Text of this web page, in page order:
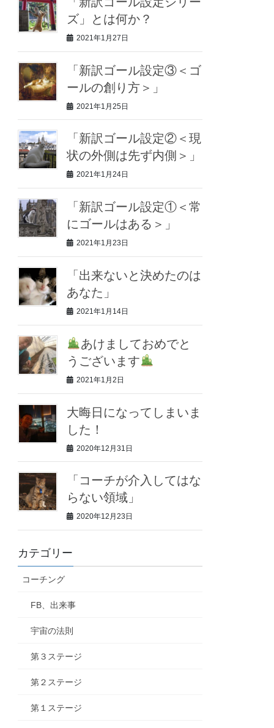
ズ」とは何か？
2021年1月27日
「新訳ゴール設定③＜ゴ
ールの創り方＞」
2021年1月25日
「新訳ゴール設定②＜現
状の外側は先ず内側＞」
2021年1月24日
「新訳ゴール設定①＜常
にゴールはある＞」
2021年1月23日
「出来ないと決めたのは
あなた」
2021年1月14日
あけましておめでと
うございます
2021年1月2日
大晦日になってしまいま
した！
2020年12月31日
「コーチが介入してはな
らない領域」
2020年12月23日
カテゴリー
コーチング
FB、出来事
宇宙の法則
第３ステージ
第２ステージ
第１ステージ